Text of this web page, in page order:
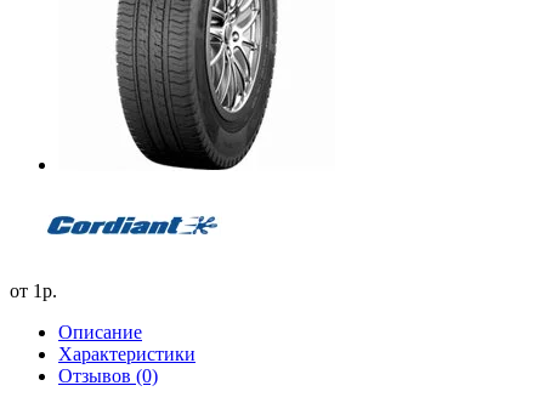
от 1р.
Описание
Характеристики
Отзывов (0)